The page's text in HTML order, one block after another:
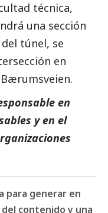
técnica,
una sección
túnel, se
en
en
y en el
para generar en
contenido y una